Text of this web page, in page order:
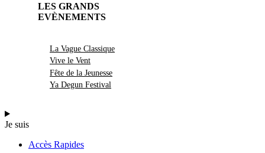
LES GRANDS
EVÈNEMENTS
La Vague Classique
Vive le Vent
Fête de la Jeunesse
Ya Degun Festival
Je suis
Accès Rapides